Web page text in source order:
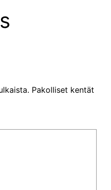
Pakolliset kentät